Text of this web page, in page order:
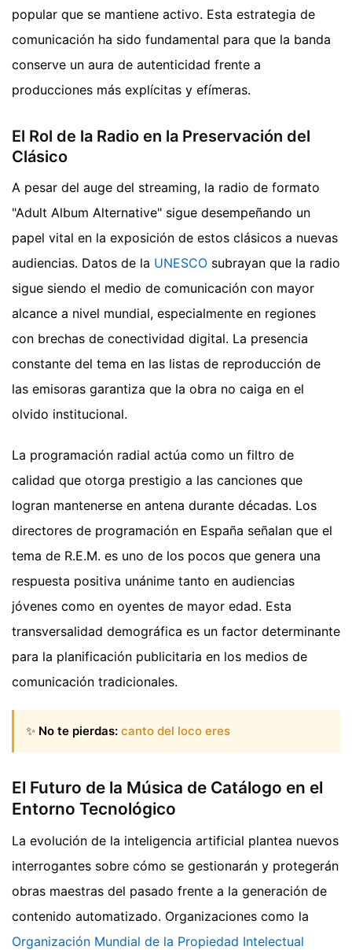
popular que se mantiene activo. Esta estrategia de
comunicación ha sido fundamental para que la banda
conserve un aura de autenticidad frente a
producciones más explícitas y efímeras.
El Rol de la Radio en la Preservación del
Clásico
A pesar del auge del streaming, la radio de formato
"Adult Album Alternative" sigue desempeñando un
papel vital en la exposición de estos clásicos a nuevas
audiencias. Datos de la UNESCO subrayan que la radio
sigue siendo el medio de comunicación con mayor
alcance a nivel mundial, especialmente en regiones
con brechas de conectividad digital. La presencia
constante del tema en las listas de reproducción de
las emisoras garantiza que la obra no caiga en el
olvido institucional.
La programación radial actúa como un filtro de
calidad que otorga prestigio a las canciones que
logran mantenerse en antena durante décadas. Los
directores de programación en España señalan que el
tema de R.E.M. es uno de los pocos que genera una
respuesta positiva unánime tanto en audiencias
jóvenes como en oyentes de mayor edad. Esta
transversalidad demográfica es un factor determinante
para la planificación publicitaria en los medios de
comunicación tradicionales.
✨ No te pierdas: canto del loco eres
El Futuro de la Música de Catálogo en el
Entorno Tecnológico
La evolución de la inteligencia artificial plantea nuevos
interrogantes sobre cómo se gestionarán y protegerán
obras maestras del pasado frente a la generación de
contenido automatizado. Organizaciones como la
Organización Mundial de la Propiedad Intelectual